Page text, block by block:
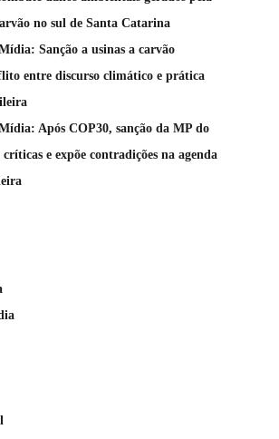
no sul de Santa Catarina
Sanção a usinas a carvão
entre discurso climático e prática
Após COP30, sanção da MP do
e expõe contradições na agenda